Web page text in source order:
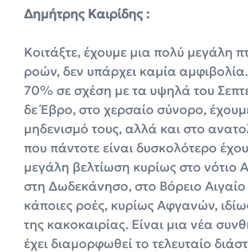
Δημήτρης Καιρίδης :
Κοιτάξτε, έχουμε μια πολύ μεγάλη
ροών, δεν υπάρχει καμία
70% σε σχέση με τα υψηλά του
δε Έβρο, στο χερσαίο σύνορο,
μηδενισμό τους, αλλά και στο
που πάντοτε είναι δυσκολότερο
μεγάλη βελτίωση κυρίως στο νότιο
στη Δωδεκάνησο, στο Βόρειο
κάποιες ροές, κυρίως Αφγανών,
της κακοκαιρίας. Είναι μια νέα
έχει διαμορφωθεί το τελευταίο